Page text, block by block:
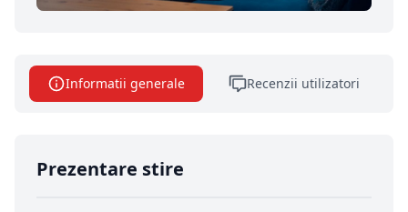
Informatii generale Recenzii utilizatori
Prezentare stire